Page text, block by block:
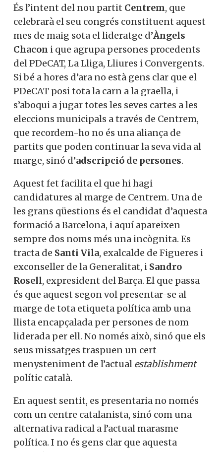
És l’intent del nou partit Centrem, que
celebrarà el seu congrés constituent aquest
mes de maig sota el lideratge d’Àngels
Chacon i que agrupa persones procedents
del PDeCAT, La Lliga, Lliures i Convergents.
Si bé a hores d’ara no està gens clar que el
PDeCAT posi tota la carn a la graella, i
s’aboqui a jugar totes les seves cartes a les
eleccions municipals a través de Centrem,
que recordem-ho no és una aliança de
partits que poden continuar la seva vida al
marge, sinó d’adscripció de persones.
Aquest fet facilita el que hi hagi
candidatures al marge de Centrem. Una de
les grans qüestions és el candidat d’aquesta
formació a Barcelona, i aquí apareixen
sempre dos noms més una incògnita. Es
tracta de Santi Vila, exalcalde de Figueres i
exconseller de la Generalitat, i Sandro
Rosell, expresident del Barça. El que passa
és que aquest segon vol presentar-se al
marge de tota etiqueta política amb una
llista encapçalada per persones de nom
liderada per ell. No només això, sinó que els
seus missatges traspuen un cert
menysteniment de l’actual establishment
polític català.
En aquest sentit, es presentaria no només
com un centre catalanista, sinó com una
alternativa radical a l’actual marasme
política. I no és gens clar que aquesta